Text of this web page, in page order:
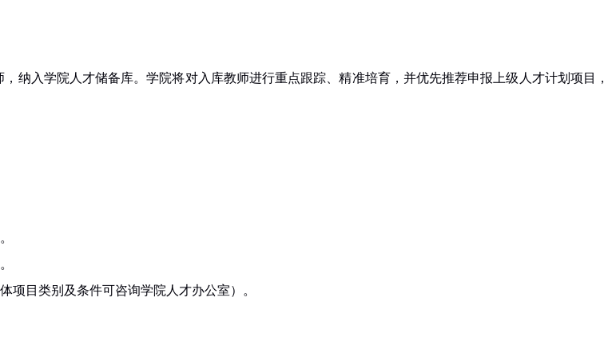
纳入学院人才储备库。学院将对入库教师进行重点跟踪、精准培育，并优先推荐申报上级人才计划项目，
项目类别及条件可咨询学院人才办公室）。